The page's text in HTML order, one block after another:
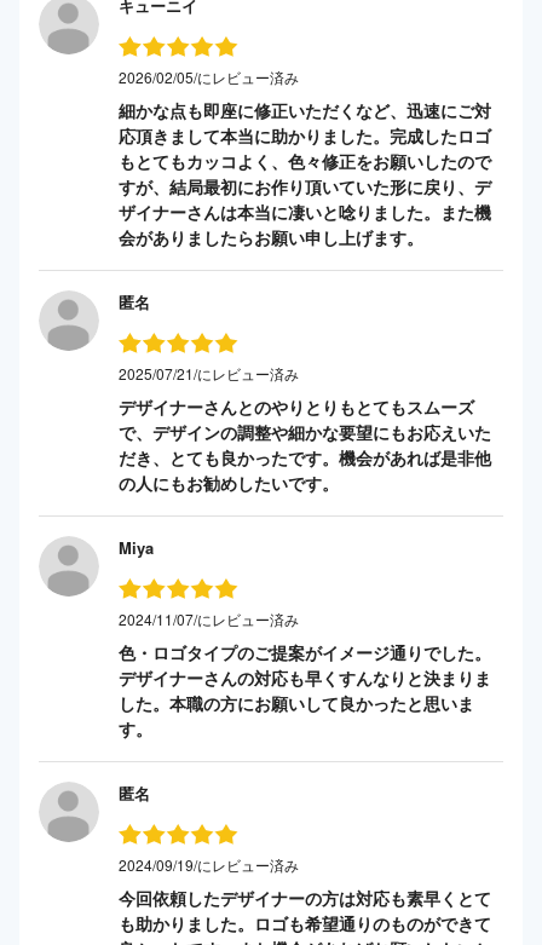
キューニイ
2026/02/05/にレビュー済み
細かな点も即座に修正いただくなど、迅速にご対
応頂きまして本当に助かりました。完成したロゴ
もとてもカッコよく、色々修正をお願いしたので
すが、結局最初にお作り頂いていた形に戻り、デ
ザイナーさんは本当に凄いと唸りました。また機
会がありましたらお願い申し上げます。
匿名
2025/07/21/にレビュー済み
デザイナーさんとのやりとりもとてもスムーズ
で、デザインの調整や細かな要望にもお応えいた
だき、とても良かったです。機会があれば是非他
の人にもお勧めしたいです。
Miya
2024/11/07/にレビュー済み
色・ロゴタイプのご提案がイメージ通りでした。
デザイナーさんの対応も早くすんなりと決まりま
した。本職の方にお願いして良かったと思いま
す。
匿名
2024/09/19/にレビュー済み
今回依頼したデザイナーの方は対応も素早くとて
も助かりました。ロゴも希望通りのものができて